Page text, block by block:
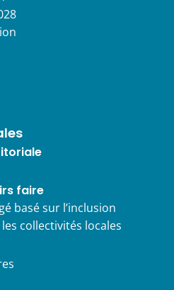
faire
basé sur l’inclusion
collectivités locales